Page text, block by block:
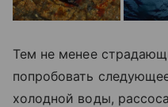
Тем не менее
попробовать
холодной воды,